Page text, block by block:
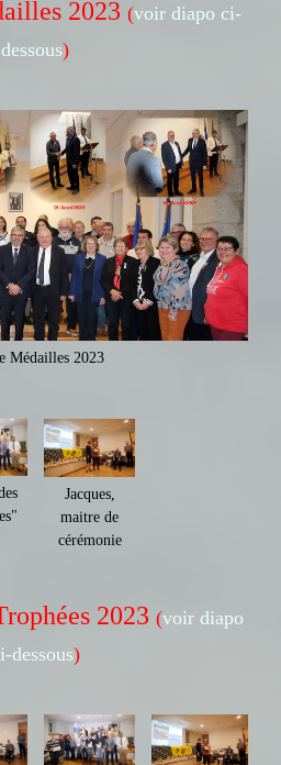
2023 (voir diapo ci-
dessous)
Médailles 2023
Jacques,
maitre de
cérémonie
2023 (voir diapo
dessous)